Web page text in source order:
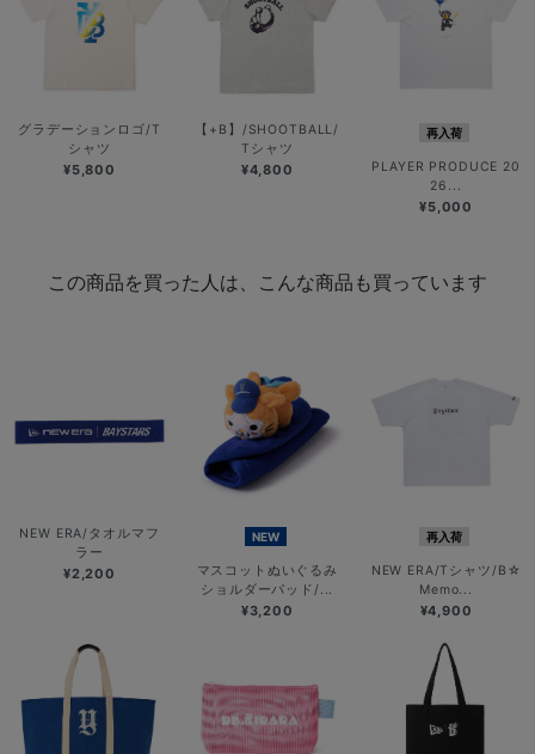
グラデーションロゴ/T
シャツ
¥5,800
【+B】/SHOOTBALL/
Tシャツ
¥4,800
再入荷
PLAYER PRODUCE 20
26...
¥5,000
この商品を買った人は、こんな商品も買っています
NEW ERA/タオルマフ
ラー
¥2,200
NEW
マスコットぬいぐるみ
ショルダーパッド/...
¥3,200
再入荷
NEW ERA/Tシャツ/B☆
Memo...
¥4,900